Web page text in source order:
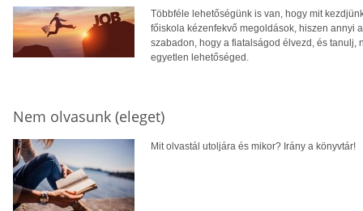
Többféle lehetőségünk is van, hogy mit
főiskola kézenfekvő megoldások, hiszen annyi
szabadon, hogy a fiatalságod élvezd, és tanulj,
egyetlen lehetőséged.
Nem olvasunk (eleget)
Mit olvastál utoljára és mikor? Irány a könyvtár!